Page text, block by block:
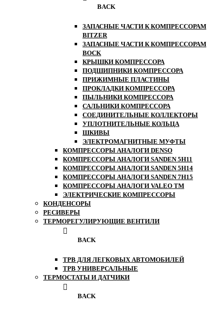
BACK
ЗАПАСНЫЕ ЧАСТИ К КОМПРЕССОРАМ
BITZER
ЗАПАСНЫЕ ЧАСТИ К КОМПРЕССОРАМ
BOCK
КРЫШКИ КОМПРЕССОРА
ПОДШИПНИКИ КОМПРЕССОРА
ПРИЖИМНЫЕ ПЛАСТИНЫ
ПРОКЛАДКИ КОМПРЕССОРА
ПЫЛЬНИКИ КОМПРЕССОРА
САЛЬНИКИ КОМПРЕССОРА
СОЕДИНИТЕЛЬНЫЕ КОЛЛЕКТОРЫ
УПЛОТНИТЕЛЬНЫЕ КОЛЬЦА
ШКИВЫ
ЭЛЕКТРОМАГНИТНЫЕ МУФТЫ
КОМПРЕССОРЫ АНАЛОГИ DENSO
КОМПРЕССОРЫ АНАЛОГИ SANDEN 5H11
КОМПРЕССОРЫ АНАЛОГИ SANDEN 5H14
КОМПРЕССОРЫ АНАЛОГИ SANDEN 7H15
КОМПРЕССОРЫ АНАЛОГИ VALEO ТМ
ЭЛЕКТРИЧЕСКИЕ КОМПРЕССОРЫ
КОНДЕНСОРЫ
РЕСИВЕРЫ
ТЕРМОРЕГУЛИРУЮЩИЕ ВЕНТИЛИ
BACK
ТРВ ДЛЯ ЛЕГКОВЫХ АВТОМОБИЛЕЙ
ТРВ УНИВЕРСАЛЬНЫЕ
ТЕРМОСТАТЫ И ДАТЧИКИ
BACK